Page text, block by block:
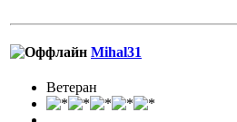
Mihal31
Ветеран